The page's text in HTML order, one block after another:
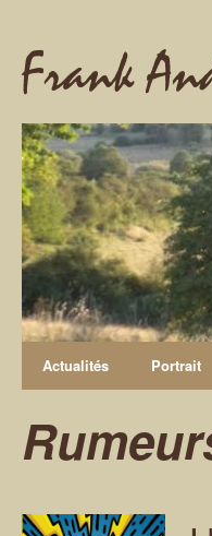
Frank
Actualités Portrait